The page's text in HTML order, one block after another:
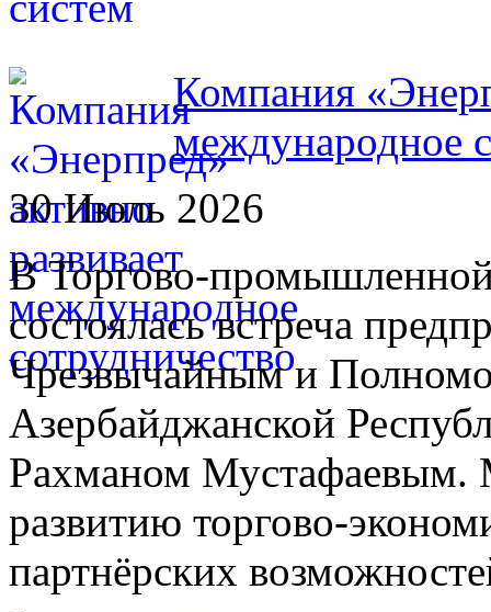
Компания
международное
30 Июль 2026
В Торгово-
состоялась встреча
Чрезвычайным и
Азербайджанской
Рахманом Мустафаевым.
развитию торгово-
партнёрских